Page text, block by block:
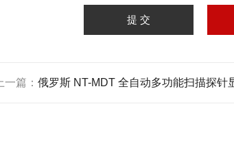
上一篇： 俄罗斯 NT-MDT 全自动多功能扫描探针显微镜/AFM Solver